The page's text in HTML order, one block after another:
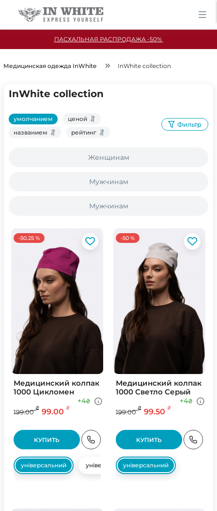
ПАСХАЛЬНАЯ РАСПРОДАЖА -50%
Медицинская одежда InWhite InWhite collection
InWhite collection
умолчанием
ценой
названием
рейтинг
Фильтр
Женщинам
Мужчинам
Мужчинам
-50.25 %
Медицинский колпак
1000 Цикломен
199.00
₴ 99.00 ₴
+4₴
КУПИТЬ
універсальний універсальний
-50 %
Медицинский колпак
1000 Светло Серый
199.00
₴ 99.50 ₴
+4₴
КУПИТЬ
універсальний